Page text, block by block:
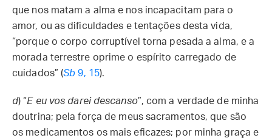
que nos matam a alma e nos incapacitam para o
amor, ou as dificuldades e tentações desta vida,
“porque o corpo corruptível torna pesada a alma, e a
morada terrestre oprime o espírito carregado de
cuidados” (Sb 9, 15).
d) “E eu vos darei descanso”, com a verdade de minha
doutrina; pela força de meus sacramentos, que são
os medicamentos os mais eficazes; por minha graça e